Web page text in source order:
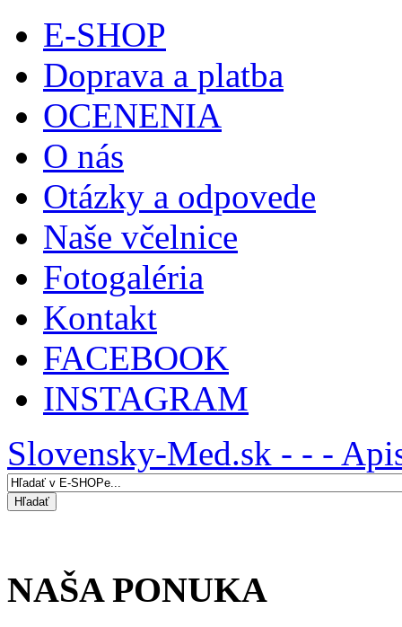
E-SHOP
Doprava a platba
OCENENIA
O nás
Otázky a odpovede
Naše včelnice
Fotogaléria
Kontakt
FACEBOOK
INSTAGRAM
Slovensky-Med.sk - - -
NAŠA PONUKA